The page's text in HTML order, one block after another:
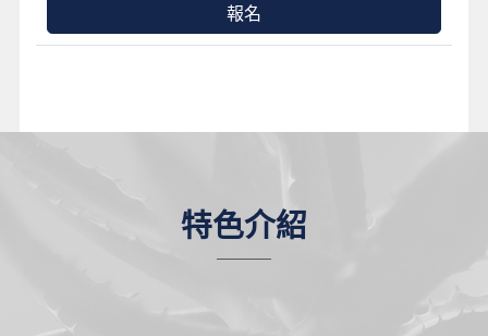
特色介紹
報名